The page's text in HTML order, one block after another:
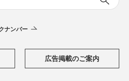
ナンバー
広告掲載のご案内